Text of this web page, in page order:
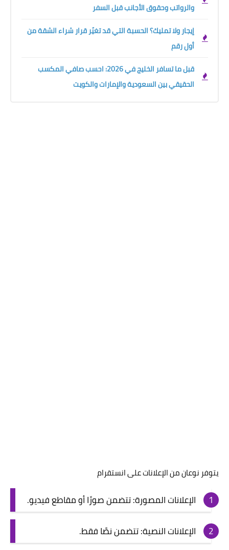
والرواتب وحقوق الأجانب قبل السفر
إيجار ولا تمليك؟ الحسبة التي قد تغيّر قرار شراء الشقة من
أول رقم
قبل ما تسافر الخليج في 2026: احسب صافي المكسب
الحقيقي بين السعودية والإمارات والكويت
يتوفر نوعان من الإعلانات على انستقرام
الإعلانات المصورة: تتضمن صورًا أو مقاطع فيديو.
الإعلانات النصية: تتضمن نصًا فقط.